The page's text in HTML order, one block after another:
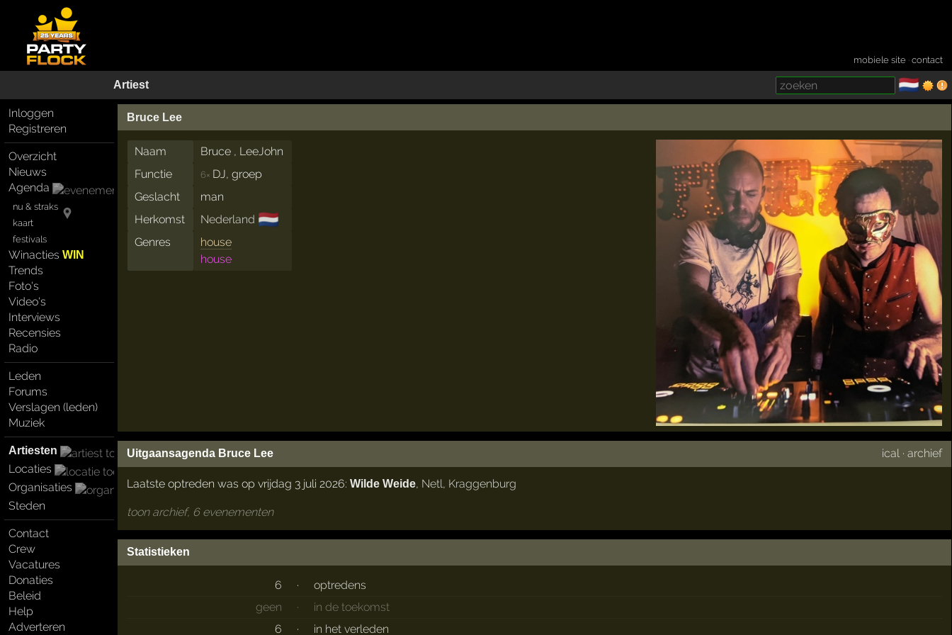
mobiele site ·contact
Artiest 🇳🇱
Inloggen
Registreren
Overzicht
Nieuws
Agenda
nu & straks
kaart
festivals
WinactiesWIN
Trends
Foto's
Video's
Interviews
Recensies
Radio
Leden
Forums
Verslagen (leden)
Muziek
Artiesten
Locaties
Organisaties
Steden
Contact
Crew
Vacatures
Donaties
Beleid
Help
Adverteren
Bruce Lee
Naam
Bruce , LeeJohn
Functie
6× DJ, groep
Geslacht
man
Herkomst
Nederland 🇳🇱
Genres
house
house
Uitgaansagenda Bruce Lee ical ·archief
Laatste optreden was op vrijdag 3 juli 2026: Wilde Weide, Netl, Kraggenburg
toon archief, 6 evenementen
Statistieken
6 ·
optredens
geen
·
in de toekomst
6
· in het verleden